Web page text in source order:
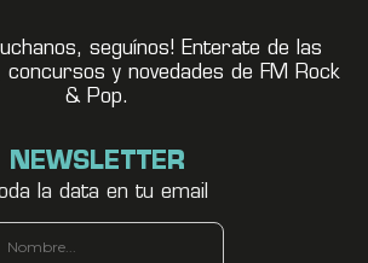
seguínos! Enterate de las
y novedades de FM Rock
& Pop.
NEWSLETTER
la data en tu email